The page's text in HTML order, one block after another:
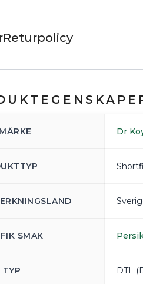
Returpolicy
Dr
SMAK
TYP DTL